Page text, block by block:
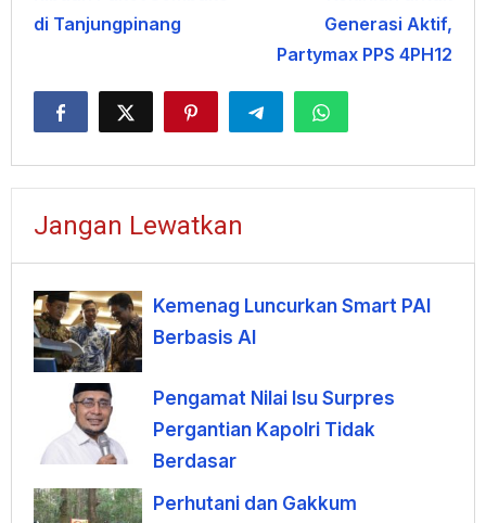
di Tanjungpinang
Generasi Aktif,
Partymax PPS 4PH12
Jangan Lewatkan
Kemenag Luncurkan Smart PAI
Berbasis AI
Pengamat Nilai Isu Surpres
Pergantian Kapolri Tidak
Berdasar
Perhutani dan Gakkum